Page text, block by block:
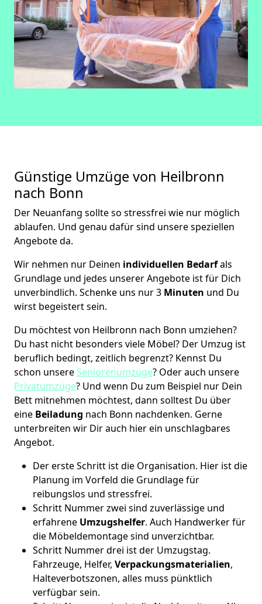
Günstige Umzüge von Heilbronn
nach Bonn
Der Neuanfang sollte so stressfrei wie nur möglich
ablaufen. Und genau dafür sind unsere speziellen
Angebote da.
Wir nehmen nur Deinen individuellen Bedarfals
Grundlage und jedes unserer Angebote ist für Dich
unverbindlich. Schenke uns nur 3 Minuten und Du
wirst begeistert sein.
Du möchtest von Heilbronn nach Bonn umziehen?
Du hast nicht besonders viele Möbel? Der Umzug ist
beruflich bedingt, zeitlich begrenzt? Kennst Du
schon unsere Seniorenumzüge? Oder auch unsere
Privatumzüge? Und wenn Du zum Beispiel nur Dein
Bett mitnehmen möchtest, dann solltest Du über
eine Beiladung nach Bonn nachdenken. Gerne
unterbreiten wir Dir auch hier ein unschlagbares
Angebot.
Der erste Schritt ist die Organisation. Hier ist die
Planung im Vorfeld die Grundlage für
reibungslos und stressfrei.
Schritt Nummer zwei sind zuverlässige und
erfahrene Umzugshelfer. Auch Handwerker für
die Möbeldemontage sind unverzichtbar.
Schritt Nummer drei ist der Umzugstag.
Fahrzeuge, Helfer, Verpackungsmaterialien,
Halteverbotszonen, alles muss pünktlich
verfügbar sein.